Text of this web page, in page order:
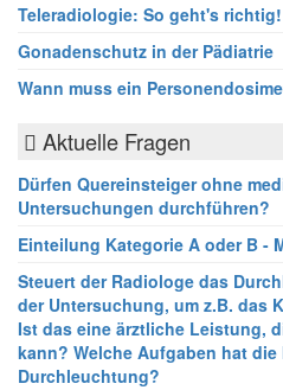
Teleradiologie: So geht's richtig!
Gonadenschutz in der Pädiatrie
Wann muss ein
Aktuelle Fragen
Dürfen Quereinsteiger ohne
Untersuchungen durchführen?
Einteilung Kategorie A oder B -
Steuert der Radiologe das
der Untersuchung, um z.B. das
Ist das eine ärztliche Leistung,
kann? Welche Aufgaben hat die
Durchleuchtung?